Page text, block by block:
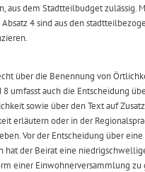
aus dem Stadtteilbudget zulässig.
4 sind aus den
über die Benennung von
umfasst auch die Entscheidung
sowie über den Text auf
erläutern oder in der
Vor der Entscheidung über
hat der Beirat eine
einer Einwohnerversammlung zu